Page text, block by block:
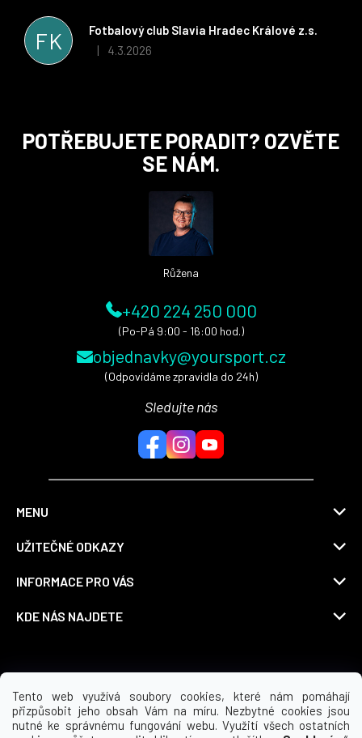
Tento web využívá soubory cookies, které nám pomáhají
přizpůsobit jeho obsah Vám na míru. Nezbytné cookies jsou
nutné ke správnému fungování webu. Využití všech ostatních
FK
Fotbalový club Slavia Hradec Králové z.s.
Hodnocení obchodu je 5 z 5 hvězdiček.
| 4.3.2026
stran. Věříme, že v tomto duchu bude spolupráce pokračovat
i nadále, nyní už začínáme řešit i první sady dresů ;)
POTŘEBUJETE PORADIT? OZVĚTE
SE NÁM.
Růžena
+420 224 250 000
(Po-Pá 9:00 - 16:00 hod.)
objednavky@yoursport.cz
(Odpovídáme zpravidla do 24h)
Sledujte nás
MENU
UŽITEČNÉ ODKAZY
INFORMACE PRO VÁS
KDE NÁS NAJDETE
Možnosti dopravy